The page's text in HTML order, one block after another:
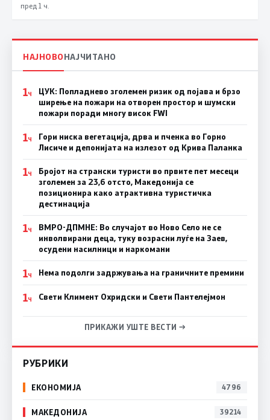
пред 1 ч.
НАЈНОВОНАЈЧИТАНО
1Ч
ЦУК: Попладнево зголемен ризик од појава и брзо
ширење на пожари на отворен простор и шумски
пожари поради многу висок FWI
1Ч
Гори ниска вегетација, дрва и пченка во Горно
Лисиче и депонијата на излезот од Крива Паланка
1Ч
Бројот на странски туристи во првите пет месеци
зголемен за 23,6 отсто, Македонија се
позиционира како атрактивна туристичка
дестинација
1Ч
ВМРО-ДПМНЕ: Во случајот во Ново Село не се
инволвирани деца, туку возрасни луѓе на Заев,
осудени насилници и наркомани
1Ч Нема подолги задржувања на граничните премини
1Ч Свети Климент Охридски и Свети Пантелејмон
ПРИКАЖИ УШТЕ ВЕСТИ →
РУБРИКИ
ЕКОНОМИЈА 4796
МАКЕДОНИЈА 39214